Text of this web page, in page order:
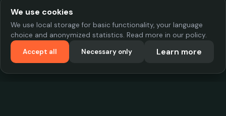
We use cookies
We use local storage for basic functionality, your language
choice and anonymized statistics. Read more in our policy.
Accept all
Necessary only Learn more